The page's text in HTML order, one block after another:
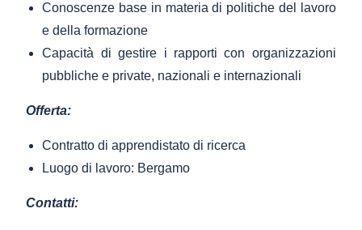
Conoscenze base in materia di politiche del lavoro
e della formazione
Capacità di gestire i rapporti con organizzazioni
pubbliche e private, nazionali e internazionali
Offerta:
Contratto di apprendistato di ricerca
Luogo di lavoro: Bergamo
Contatti: